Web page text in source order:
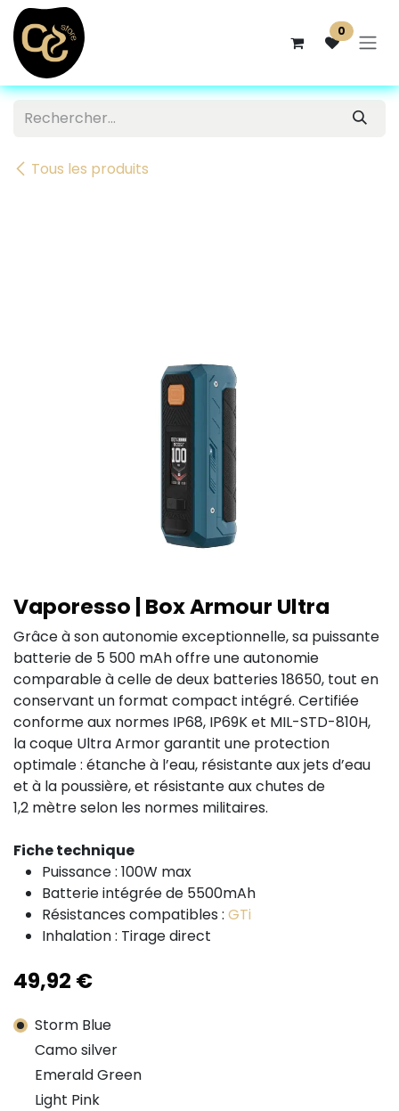
Se rendre au contenu
0
Tous les produits
Vaporesso | Box Armour Ultra
Grâce à son autonomie exceptionnelle, sa puissante
batterie de 5 500 mAh offre une autonomie
comparable à celle de deux batteries 18650, tout en
conservant un format compact intégré. Certifiée
conforme aux normes IP68, IP69K et MIL-STD-810H,
la coque Ultra Armor garantit une protection
optimale : étanche à l’eau, résistante aux jets d’eau
et à la poussière, et résistante aux chutes de
1,2 mètre selon les normes militaires.
Fiche technique
Puissance : 100W max
Batterie intégrée de 5500mAh
Résistances compatibles : GTi
Inhalation : Tirage direct
49,92 €
Storm Blue
Camo silver
Emerald Green
Light Pink